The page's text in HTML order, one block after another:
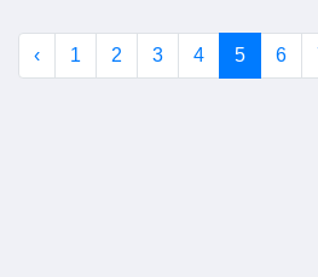
‹ 1 2 3 4 5 6